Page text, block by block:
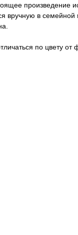
произведение
вручную в семейной
по цвету от